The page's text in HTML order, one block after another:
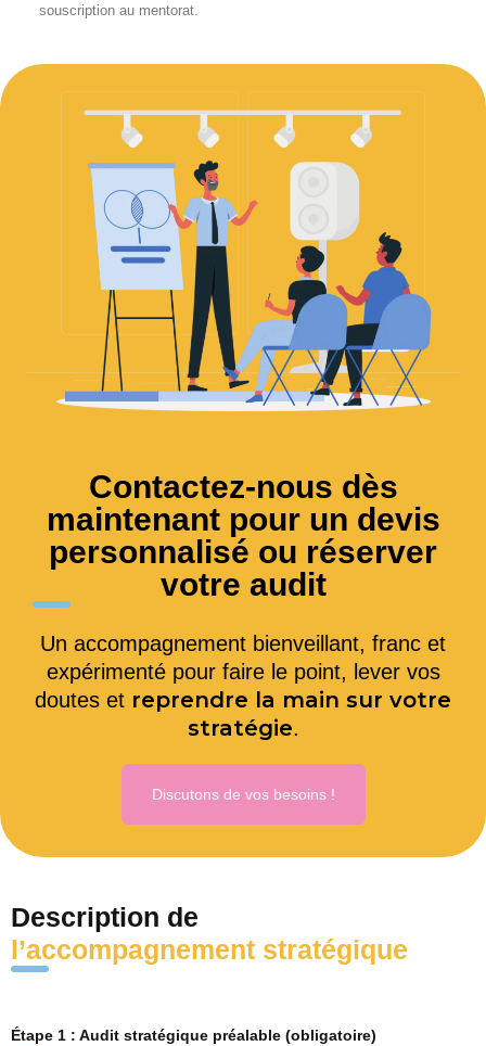
souscription au mentorat.
Contactez-nous dès
maintenant pour un devis
personnalisé ou réserver
votre audit
Un accompagnement bienveillant, franc et
expérimenté pour faire le point, lever vos
doutes et reprendre la main sur votre
stratégie.
Discutons de vos besoins !
Description de
l’accompagnement stratégique
Étape 1 : Audit stratégique préalable (obligatoire)